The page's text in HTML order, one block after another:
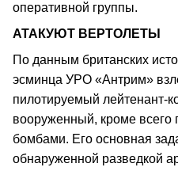
оперативной группы.
АТАКУЮТ ВЕРТОЛЕТЫ
По данным британских
эсминца УРО «Антрим»
пилотируемый лейтенант-
вооруженный, кроме всего
бомбами. Его основная
обнаруженной разведкой